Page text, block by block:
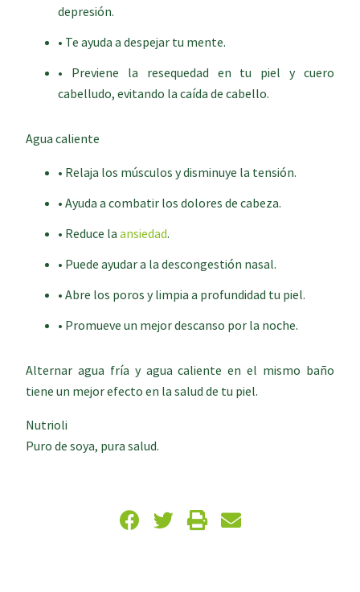
depresión.
• Te ayuda a despejar tu mente.
• Previene la resequedad en tu piel y cuero
cabelludo, evitando la caída de cabello.
Agua caliente
• Relaja los músculos y disminuye la tensión.
• Ayuda a combatir los dolores de cabeza.
• Reduce laansiedad.
• Puede ayudar a la descongestión nasal.
• Abre los poros y limpia a profundidad tu piel.
• Promueve un mejor descanso por la noche.
Alternar agua fría y agua caliente en el mismo baño
tiene un mejor efecto en la salud de tu piel.
Nutrioli
Puro de soya, pura salud.